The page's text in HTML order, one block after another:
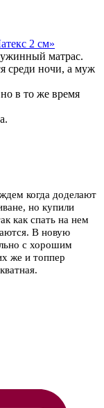
2 см»
матрас.
среди ночи, а муж
в то же время
когда доделают
но купили
как спать на нем
В новую
с хорошим
же и топпер